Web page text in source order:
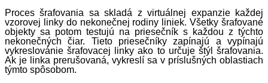
Proces šrafovania sa skladá z virtuálnej expanzie každej
vzorovej linky do nekonečnej rodiny liniek. Všetky šrafované
objekty sa potom testujú na priesečník s každou z týchto
nekonečných čiar. Tieto priesečníky zapínajú a vypínajú
vykreslovánie šrafovacej linky ako to určuje štýl šrafovania.
Ak je linka prerušovaná, vykreslí sa v príslušných oblastiach
týmto spôsobom.